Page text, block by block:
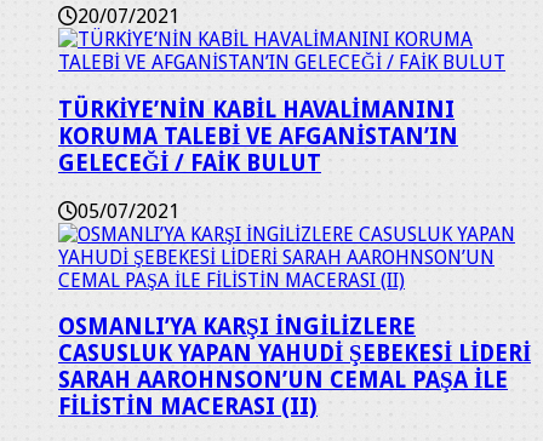
20/07/2021
TÜRKİYE’NİN KABİL HAVALİMANINI
KORUMA TALEBİ VE AFGANİSTAN’IN
GELECEĞİ / FAİK BULUT
05/07/2021
OSMANLI’YA KARŞI İNGİLİZLERE
CASUSLUK YAPAN YAHUDİ ŞEBEKESİ LİDERİ
SARAH AAROHNSON’UN CEMAL PAŞA İLE
FİLİSTİN MACERASI (II)